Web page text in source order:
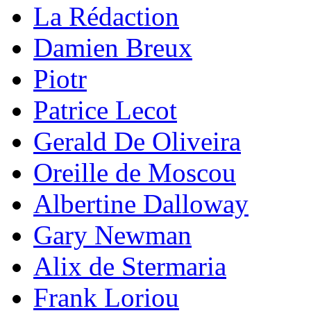
La Rédaction
Damien Breux
Piotr
Patrice Lecot
Gerald De Oliveira
Oreille de Moscou
Albertine Dalloway
Gary Newman
Alix de Stermaria
Frank Loriou